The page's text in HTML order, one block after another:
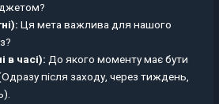
Ця мета важлива для нашого
в часі): До якого моменту має бути
після заходу, через тиждень,